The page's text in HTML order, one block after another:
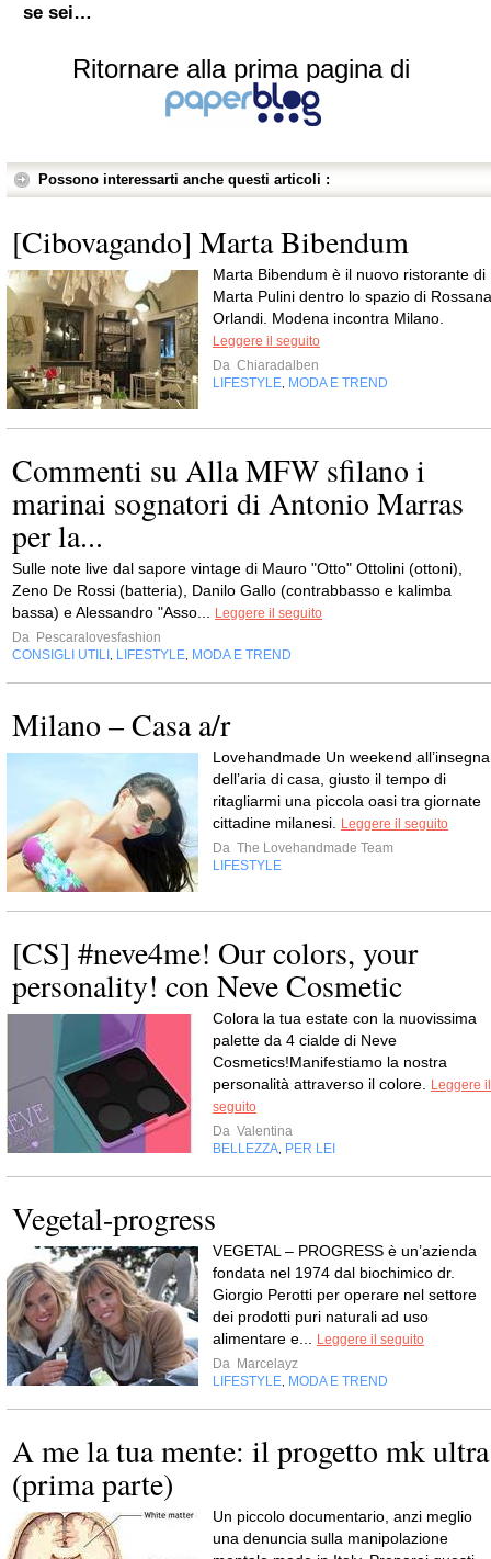
se sei…
Ritornare alla prima pagina di
Possono interessarti anche questi articoli :
[Cibovagando] Marta Bibendum
Marta Bibendum è il nuovo ristorante di
Marta Pulini dentro lo spazio di Rossana
Orlandi. Modena incontra Milano.
Leggere il seguito
Da Chiaradalben
LIFESTYLE MODA E TREND
Commenti su Alla MFW sfilano i
marinai sognatori di Antonio Marras
per la...
Sulle note live dal sapore vintage di Mauro "Otto" Ottolini (ottoni),
Zeno De Rossi (batteria), Danilo Gallo (contrabbasso e kalimba
bassa) e Alessandro "Asso...
Leggere il seguito
Da Pescaralovesfashion
CONSIGLI UTILI LIFESTYLE MODA E TREND
Milano – Casa a/r
Lovehandmade Un weekend all’insegna
dell’aria di casa, giusto il tempo di
ritagliarmi una piccola oasi tra giornate
cittadine milanesi.
Leggere il seguito
Da The Lovehandmade Team
LIFESTYLE
[CS] #neve4me! Our colors, your
personality! con Neve Cosmetic
Colora la tua estate con la nuovissima
palette da 4 cialde di Neve
Cosmetics!Manifestiamo la nostra
personalità attraverso il colore.
Leggere il
seguito
Da Valentina
BELLEZZA PER LEI
Vegetal-progress
VEGETAL – PROGRESS è un’azienda
fondata nel 1974 dal biochimico dr.
Giorgio Perotti per operare nel settore
dei prodotti puri naturali ad uso
alimentare e...
Leggere il seguito
Da Marcelayz
LIFESTYLE MODA E TREND
A me la tua mente: il progetto mk ultra
(prima parte)
Un piccolo documentario, anzi meglio
una denuncia sulla manipolazione